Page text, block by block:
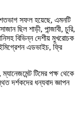
শতভাগ সফল হয়েছে, এমনটি
ছিল শাড়ী, পান্জাবী, চুরি,
বিভিন্ন দেশীয় মুখরোচক
এডভাইচ, ফ্রি
টিমের পক্ষ থেকে
দর্শকদের ধন্যবাদ জ্ঞাপন